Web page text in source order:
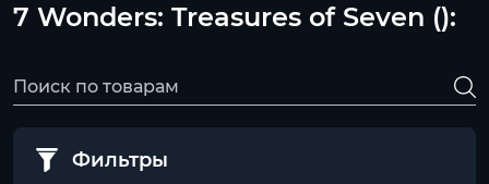
7 Wonders: Treasures of Seven ():
Фильтры